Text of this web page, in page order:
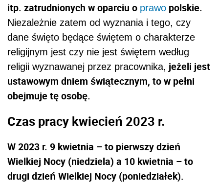
itp. zatrudnionych w oparciu o prawo polskie.
Niezależnie zatem od wyznania i tego, czy
dane święto będące świętem o charakterze
religijnym jest czy nie jest świętem według
religii wyznawanej przez pracownika, jeżeli jest
ustawowym dniem świątecznym, to w pełni
obejmuje tę osobę.
Czas pracy kwiecień 2023 r.
W 2023 r. 9 kwietnia – to pierwszy dzień
Wielkiej Nocy (niedziela) a 10 kwietnia – to
drugi dzień Wielkiej Nocy (poniedziałek).